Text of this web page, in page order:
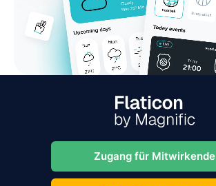
Zugang für Mitwirkende